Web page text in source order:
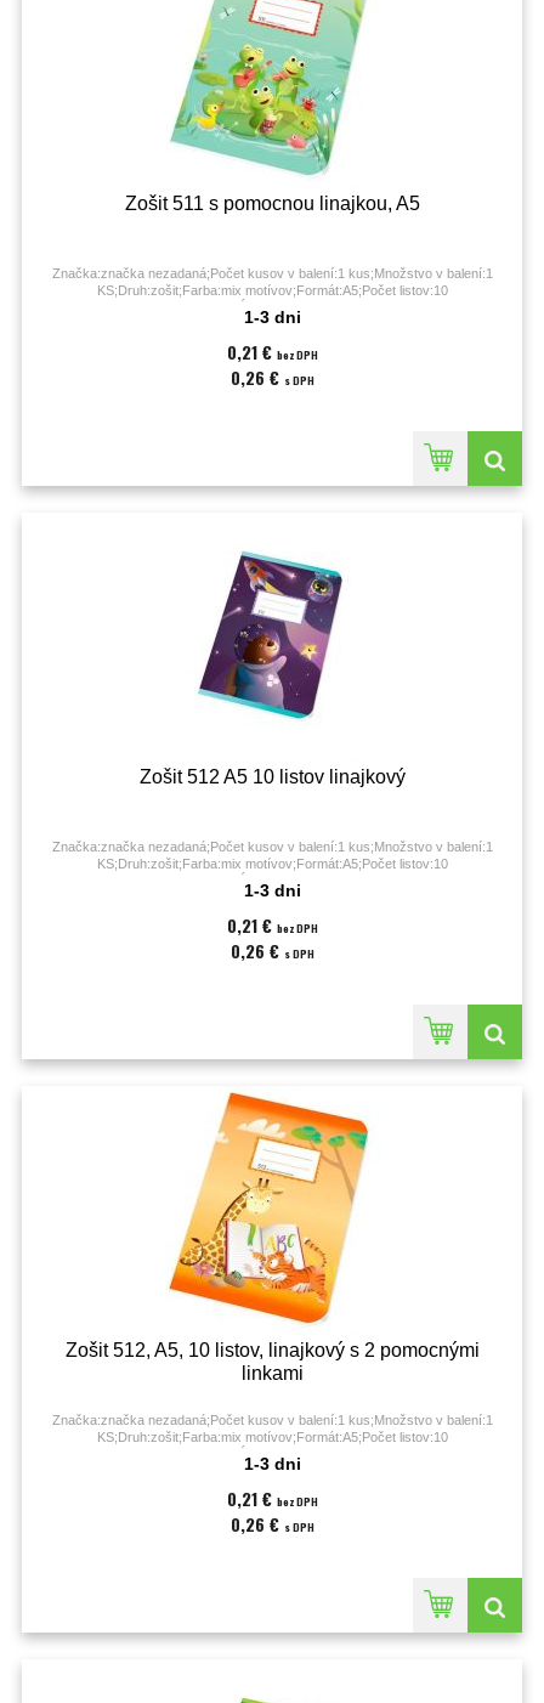
Zošit 511 s pomocnou linajkou, A5
Značka:značka nezadaná;Počet kusov v balení:1 kus;Množstvo v balení:1
KS;Druh:zošit;Farba:mix motívov;Formát:A5;Počet listov:10
1-3 dni
0,21 € bez DPH
0,26 € s DPH
Zošit 512 A5 10 listov linajkový
Značka:značka nezadaná;Počet kusov v balení:1 kus;Množstvo v balení:1
KS;Druh:zošit;Farba:mix motívov;Formát:A5;Počet listov:10
1-3 dni
0,21 € bez DPH
0,26 € s DPH
Zošit 512, A5, 10 listov, linajkový s 2 pomocnými
linkami
Značka:značka nezadaná;Počet kusov v balení:1 kus;Množstvo v balení:1
KS;Druh:zošit;Farba:mix motívov;Formát:A5;Počet listov:10
1-3 dni
0,21 € bez DPH
0,26 € s DPH